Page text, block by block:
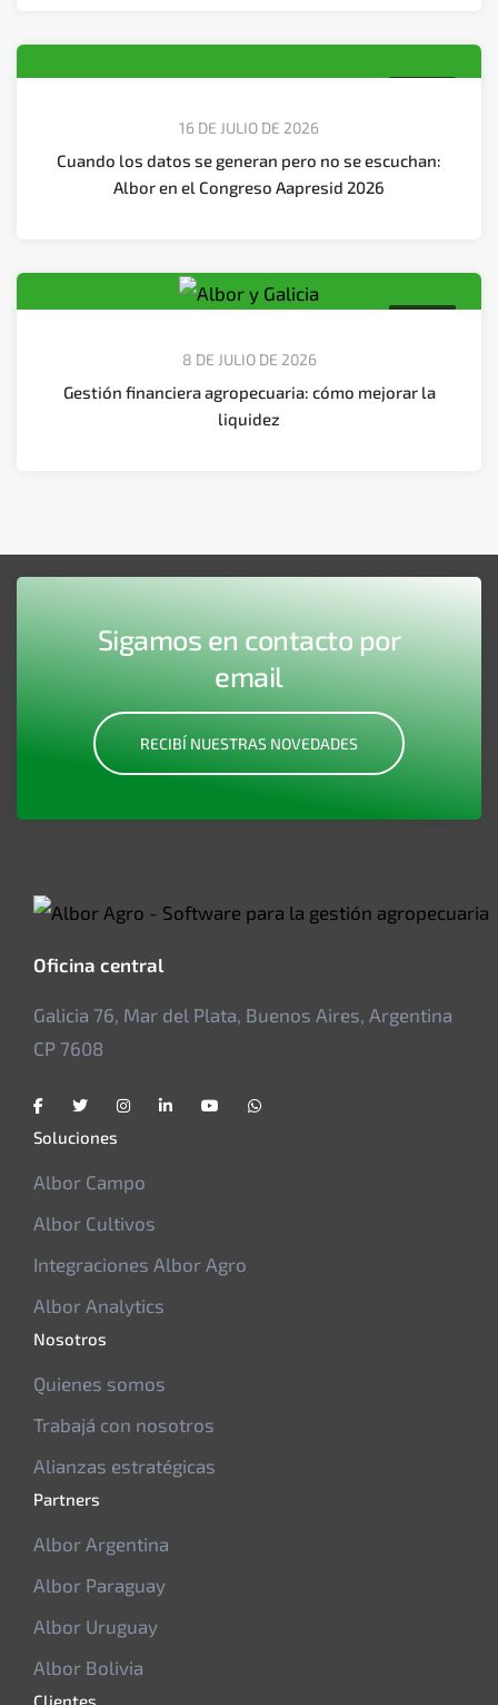
16 DE JULIO DE 2026
Cuando los datos se generan pero no se escuchan:
Albor en el Congreso Aapresid 2026
8 DE JULIO DE 2026
Gestión financiera agropecuaria: cómo mejorar la
liquidez
Sigamos en contacto por
email
RECIBÍ NUESTRAS NOVEDADES
Oficina central
Galicia 76, Mar del Plata, Buenos Aires, Argentina
CP 7608
Soluciones
Albor Campo
Albor Cultivos
Integraciones Albor Agro
Albor Analytics
Nosotros
Quienes somos
Trabajá con nosotros
Alianzas estratégicas
Partners
Albor Argentina
Albor Paraguay
Albor Uruguay
Albor Bolivia
Clientes